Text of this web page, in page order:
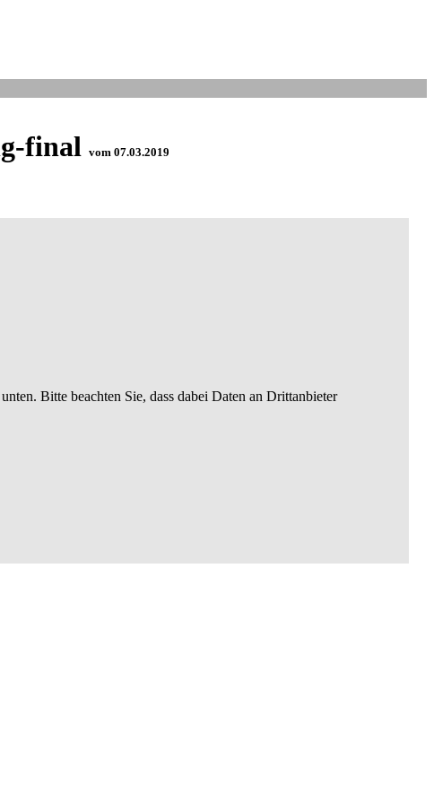
final vom 07.03.2019
Bitte beachten Sie, dass dabei Daten an Drittanbieter